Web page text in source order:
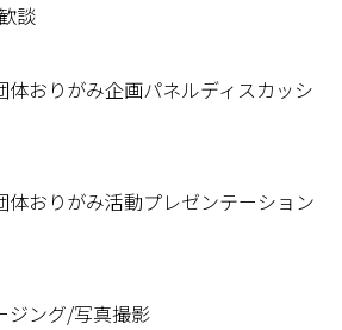
談
おりがみ企画パネルディスカッシ
おりがみ活動プレゼンテーション
ング/写真撮影